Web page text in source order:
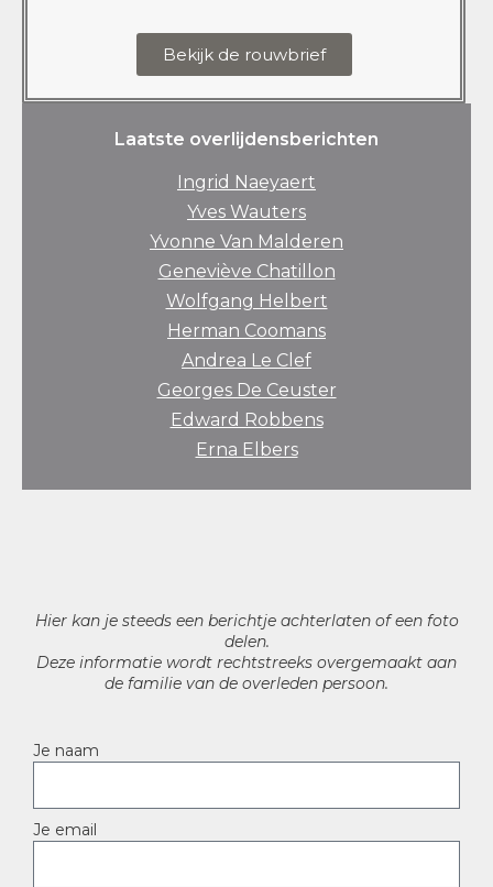
Bekijk de rouwbrief
Laatste overlijdensberichten
Ingrid Naeyaert
Yves Wauters
Yvonne Van Malderen
Geneviève Chatillon
Wolfgang Helbert
Herman Coomans
Andrea Le Clef
Georges De Ceuster
Edward Robbens
Erna Elbers
Hier kan je steeds een berichtje achterlaten of een foto
delen.
Deze informatie wordt rechtstreeks overgemaakt aan
de familie van de overleden persoon.
Je naam
Je email